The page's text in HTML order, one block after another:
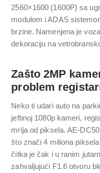
2560×1600 (1600P) sa
modulom i ADAS
brzine. Namenjena je
dekoraciju na
Zašto 2MP
problem
Neko ti udari auto na
jeftinoj 1080p kameri,
mrlja od piksela. AE-
što znači 4 miliona
čitka je čak i u ranim
zahvaljujući F1.6 otvoru